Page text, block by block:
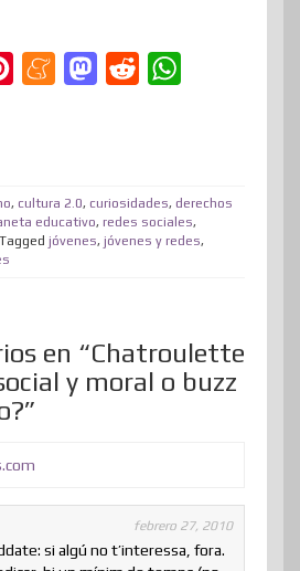
e
r
M
a
m
M
o
d
i
t
s
A
, cultura 2.0, curiosidades, derechos
educativo, redes sociales,
Tagged jóvenes, jóvenes y redes,
en “Chatroulette
y moral o buzz
febrero 27, 2010
si algú no t’interessa, fora.